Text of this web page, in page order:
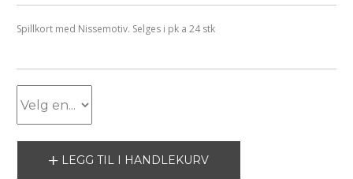
Spillkort med Nissemotiv. Selges i pk a 24 stk
LEGG TIL I HANDLEKURV